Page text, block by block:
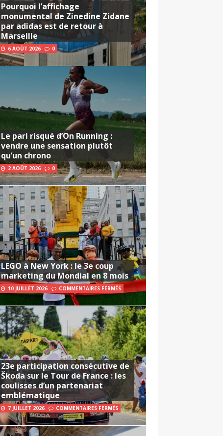
Pourquoi l’affichage
monumental de Zinedine Zidane
par adidas est de retour à
Marseille
6 AOÛT 2026 0
Le pari risqué d’On Running :
vendre une sensation plutôt
qu’un chrono
2 AOÛT 2026 0
LEGO à New York : le 3e coup
marketing du Mondial en 8 mois
10 JUILLET 2026 COMMENTAIRES FERMÉS
23e participation consécutive de
Škoda sur le Tour de France : les
coulisses d’un partenariat
emblématique
7 JUILLET 2026 COMMENTAIRES FERMÉS